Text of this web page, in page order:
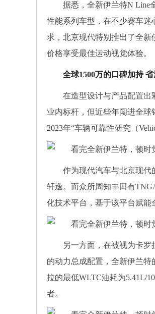
据悉，全新伊兰特N Line
性能系列车型，在不少赛车迷
求，北京现代特别推出了全
价格享受最佳运动视觉体验。
全球1500万的口碑加持 省
在造型设计与产品配置出
业内标杆，但近些年闯进全球
2023年“车辆可靠性研究（
作为现代汽车与北京现代
轩逸。而众所周知丰田有
化技术平台，基于该平台赋能
另一方面，在被视为卡
的动力总成配置，全新伊兰特
拉的最低WLTC油耗为5.41L/
者。